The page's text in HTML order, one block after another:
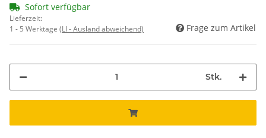
Sofort verfügbar
Lieferzeit:
1 - 5 Werktage (LI - Ausland abweichend) Frage zum Artikel
Stk.